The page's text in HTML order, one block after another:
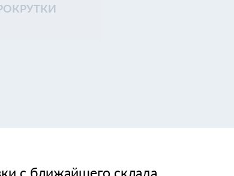
с ближайшего склада